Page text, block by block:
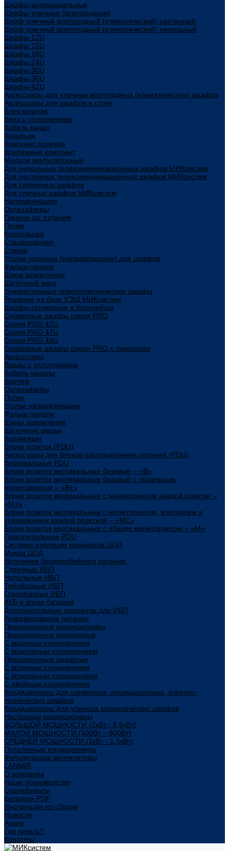
Шкафы антивандальные
Шкафы уличные (всепогодные)
Шкаф уличный всепогодный (климатический) настенный
Шкаф уличный всепогодный (климатический) напольный
Шкафы 12U
Шкафы 15U
Шкафы 18U
Шкафы 24U
Шкафы 30U
Шкафы 36U
Шкафы 42U
Аксессуары для уличных всепогодных (климатических) шкафов
Аксессуары для шкафов и стоек
Блок розеток
Ввод с уплотнением
Кабель канал
Козырьки
Комплект роликов
Крепежный комплект
Модули вентиляторные
Для напольных телекоммуникационных шкафов МИКсистем
Для настенных телекоммуникационных шкафов МИКсистем
Для серверных шкафов
Для уличных шкафов МИКсистем
Направляющие
Органайзеры
Панели эл. питания
Полки
Консольная
Стационарная
Стенки
Уголки опорные (направляющие) для шкафов
Фальш-панели
Шина заземления
Щеточный ввод
Универсальные электротехнические шкафы
Решения на базе УЭШ МИКсистем
Шкафы серверные и Колокейшн
Серверные шкафы серия PRO
Серия PRO 42U
Серия PRO 47U
Серия PRO 48U
Серверные шкафы серии PRO с ламелями
Аксессуары
Вводы с уплотнением
Кабель-каналы
Крепеж
Органайзеры
Полки
Уголки направляющие
Фальш-панели
Шины заземления
Щеточные вводы
Колокейшн
Блоки розеток (PDU)
Аксессуары для блоков распределения питания (PDU)
Вертикальные PDU
Блоки розеток вертикальные базовые – «В»
Блоки розеток вертикальные базовый с локальным
мониторингом – «В+»
Блоки розеток вертикальные с мониторингом каждой розетки –
«М+»
Блоки розеток вертикальные с мониторингом, контролем и
управлением каждой розеткой – «МС»
Блоки розеток вертикальные с общим мониторингом – «М»
Горизонтальные PDU
Система изоляции коридоров ЦОД
Микро ЦОД
Источники бесперебойного питания
Стоечные ИБП
Напольные ИБП
Трёхфазные ИБП
Однофазные ИБП
АКБ и блоки батарей
Дополнительные элементы для ИБП
Резервирование питания
Прецизионные кондиционеры
Прецизионные межрядные
С водяным охлаждением
С воздушным охлаждением
Прецизионные шкафные
С водяным охлаждением
С воздушным охлаждением
С двойным охлаждением
Кондиционеры для серверных, промышленных, электро-
технических шкафов
Кондиционеры для уличных климатических шкафов
Настенные кондиционеры
БОЛЬШОЙ МОЩНОСТИ (2кВт - 6,5кВт)
МАЛОЙ МОЩНОСТИ (500Вт – 800Вт)
СРЕДНЕЙ МОЩНОСТИ (1кВт - 1,5кВт)
Потолочные кондиционеры
Фильтрующие вентиляторы
LANMIR
О компании
Наше производство
Сертификаты
Каталоги PDF
Инструкции по сборке
Новости
Акции
Где купить?
Контакты